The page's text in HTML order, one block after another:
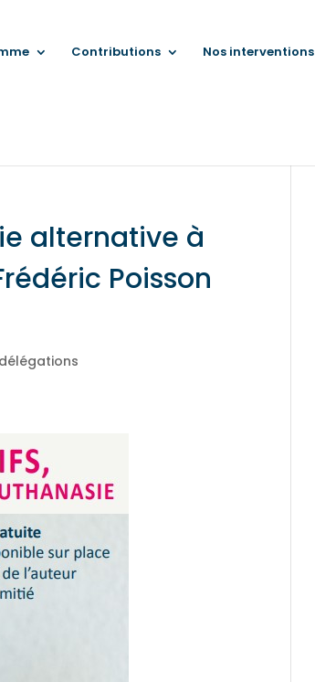
Contributions Nos interventions
alternative à
Poisson